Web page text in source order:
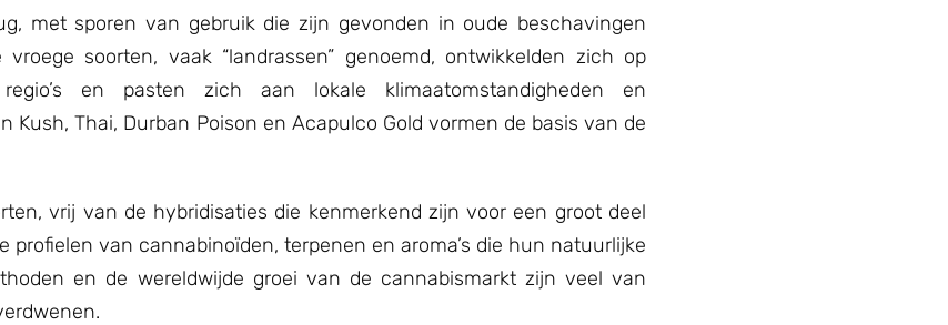
met sporen van gebruik die zijn gevonden in oude beschavingen
soorten, vaak “landrassen” genoemd, ontwikkelden zich op
en pasten zich aan lokale klimaatomstandigheden en
Kush, Thai, Durban Poison en Acapulco Gold vormen de basis van de
vrij van de hybridisaties die kenmerkend zijn voor een groot deel
van cannabinoïden, terpenen en aroma’s die hun natuurlijke
en de wereldwijde groei van de cannabismarkt zijn veel van